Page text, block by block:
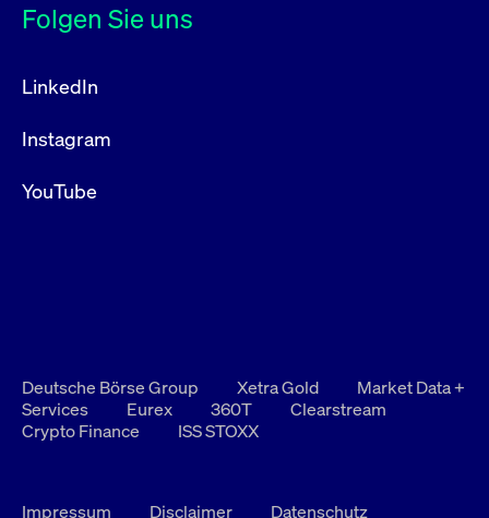
Folgen Sie uns
LinkedIn
Instagram
YouTube
Deutsche Börse Group Xetra Gold
Market Data +
Services
Eurex 360T
Clearstream
Crypto Finance
ISS STOXX
Impressum Disclaimer Datenschutz